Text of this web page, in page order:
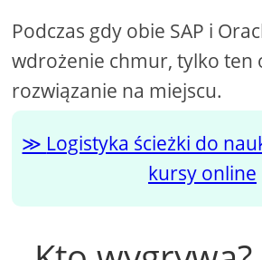
Podczas gdy obie SAP i
wdrożenie chmur, tylko ten
rozwiązanie na miejscu.
Logistyka ścieżki do
kursy online